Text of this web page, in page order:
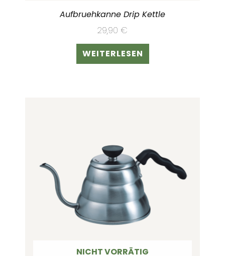
Aufbruehkanne Drip Kettle
29,90 €
WEITERLESEN
NICHT VORRÄTIG